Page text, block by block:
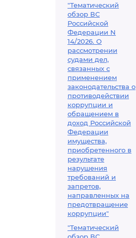
"Тематический
обзор ВС
Российской
Федерации N
14/2026. О
рассмотрении
судами дел,
связанных с
применением
законодательства о
противодействии
коррупции и
обращением в
доход Российской
Федерации
имущества,
приобретенного в
результате
нарушения
требований и
запретов,
направленных на
предотвращение
коррупции"
"Тематический